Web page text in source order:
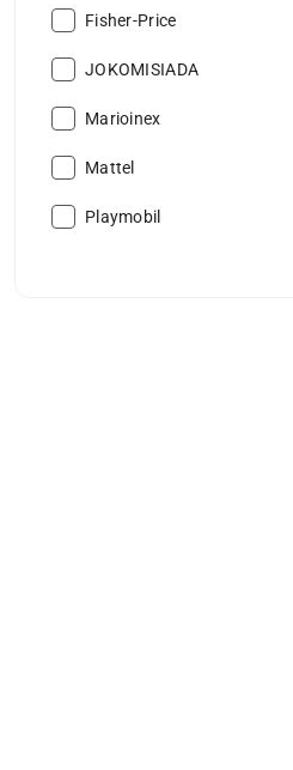
Producent:
Fisher-Price
Producent:
JOKOMISIADA
Producent:
Marioinex
Producent:
Mattel
Producent:
Playmobil